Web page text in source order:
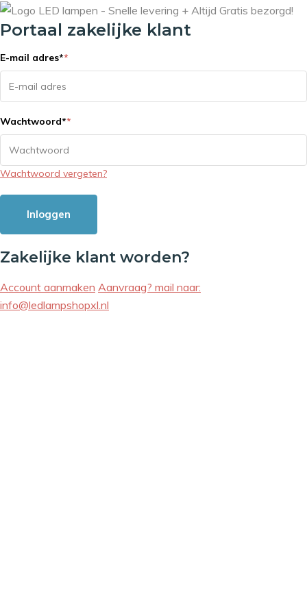
Portaal zakelijke klant
E-mail adres**
Wachtwoord**
Wachtwoord vergeten?
Inloggen
Zakelijke klant worden?
Account aanmaken Aanvraag? mail naar:
info@ledlampshopxl.nl